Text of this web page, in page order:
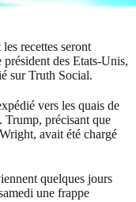
recettes seront
des Etats-Unis,
sur Truth Social.
vers les quais de
Trump, précisant que
avait été chargé
quelques jours
une frappe